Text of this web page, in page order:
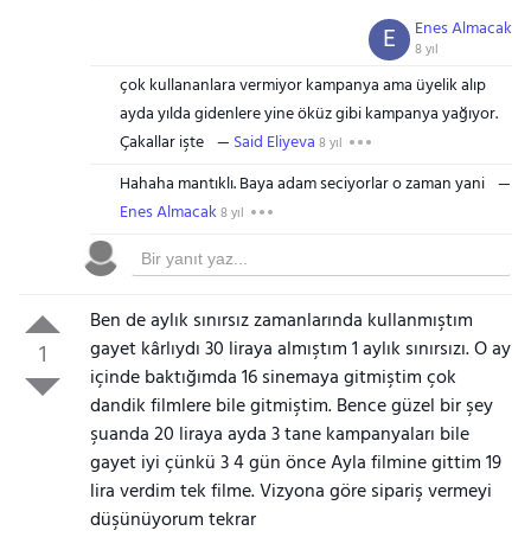
Enes Almacak
8 yıl
E
çok kullananlara vermiyor kampanya ama üyelik alıp
ayda yılda gidenlere yine öküz gibi kampanya yağıyor.
Çakallar işte
Said Eliyeva 8 yıl
Hahaha mantıklı. Baya adam seciyorlar o zaman yani
Enes Almacak 8 yıl
1
Ben de aylık sınırsız zamanlarında kullanmıştım
gayet kârlıydı 30 liraya almıştım 1 aylık sınırsızı. O ay
içinde baktığımda 16 sinemaya gitmiştim çok
dandik filmlere bile gitmiştim. Bence güzel bir şey
şuanda 20 liraya ayda 3 tane kampanyaları bile
gayet iyi çünkü 3 4 gün önce Ayla filmine gittim 19
lira verdim tek filme. Vizyona göre sipariş vermeyi
düşünüyorum tekrar